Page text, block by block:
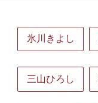
氷川きよし
三山ひろし